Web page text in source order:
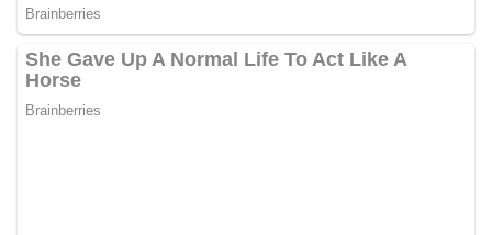
Bhabinkamtibmas di tengah-tengah warga
diharapkan dapat semakin mempererat
hubungan kemitraan antara Polri dan
masyarakat, sekaligus membangun kesadaran
keamanan, ketertiban, dan kekompakan